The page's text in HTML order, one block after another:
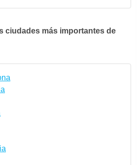
ciudades más importantes de